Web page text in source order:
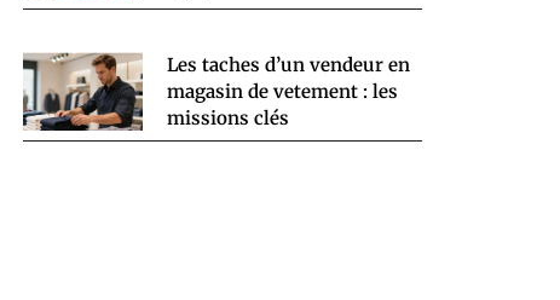
Les taches d’un vendeur en
magasin de vetement : les
missions clés